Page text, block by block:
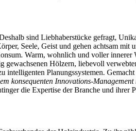
sind Liebhaberstücke gefragt,
Seele, Geist und gehen achtsam
Warm, wohnlich und voller
gewachsenen Hölzern, liebevoll
Planungssystemen.
konsequenten Innovations-
die Expertise der Branche und ihrer